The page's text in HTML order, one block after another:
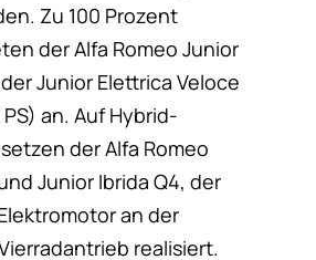
Zu 100 Prozent
der Alfa Romeo Junior
Junior Elettrica Veloce
an. Auf Hybrid-
der Alfa Romeo
Junior Ibrida Q4, der
an der
realisiert.